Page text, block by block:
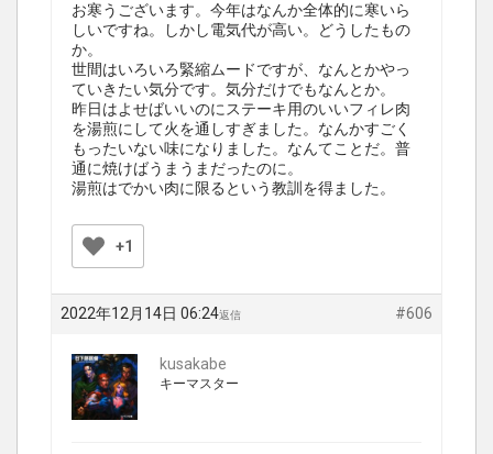
お寒うございます。今年はなんか全体的に寒いら
しいですね。しかし電気代が高い。どうしたもの
か。
世間はいろいろ緊縮ムードですが、なんとかやっ
ていきたい気分です。気分だけでもなんとか。
昨日はよせばいいのにステーキ用のいいフィレ肉
を湯煎にして火を通しすぎました。なんかすごく
もったいない味になりました。なんてことだ。普
通に焼けばうまうまだったのに。
湯煎はでかい肉に限るという教訓を得ました。
+1
2022年12月14日 06:24 #606
返信
kusakabe
キーマスター